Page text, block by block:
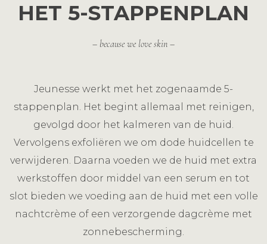
HET 5-STAPPENPLAN
– because we love skin –
Jeunesse werkt met het zogenaamde 5-
stappenplan. Het begint allemaal met reinigen,
gevolgd door het kalmeren van de huid.
Vervolgens exfoliëren we om dode huidcellen te
verwijderen. Daarna voeden we de huid met extra
werkstoffen door middel van een serum en tot
slot bieden we voeding aan de huid met een volle
nachtcrème of een verzorgende dagcrème met
zonnebescherming.